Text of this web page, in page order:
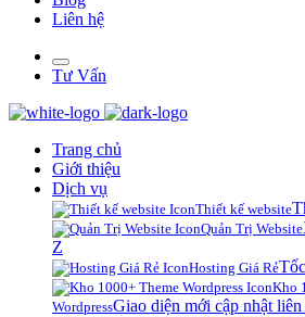
Liên hệ
Tư Vấn
Trang chủ
Giới thiệu
Dịch vụ
Thiết kế website
Quản Trị Website
Z
Hosting Giá Rẻ
Kho
WordpressGiao diện mới cập nhật liên